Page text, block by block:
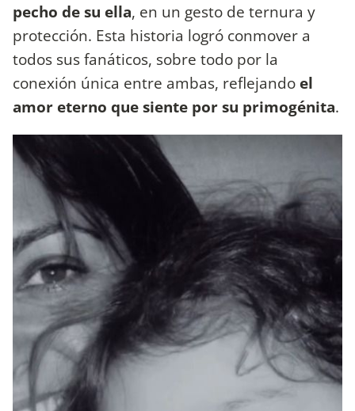
pecho de su ella, en un gesto de ternura y
protección. Esta historia logró conmover a
todos sus fanáticos, sobre todo por la
conexión única entre ambas, reflejando el
amor eterno que siente por su primogénita.